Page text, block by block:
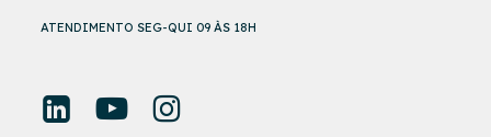
ATENDIMENTO SEG-QUI 09 ÀS 18H